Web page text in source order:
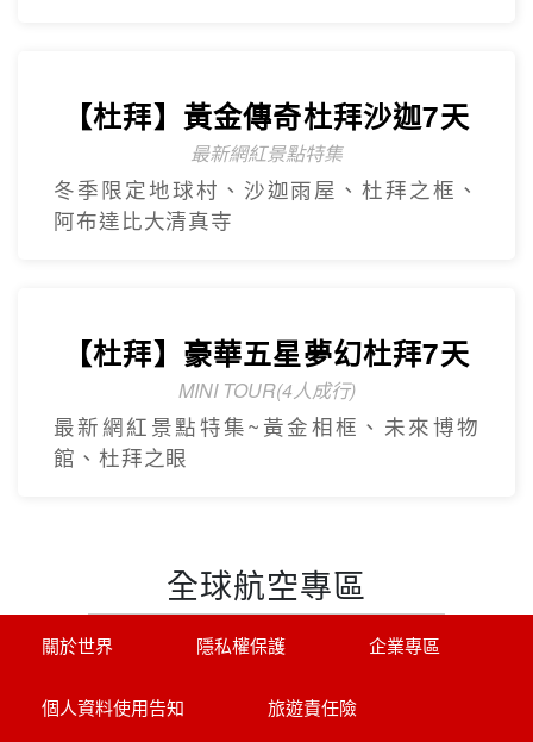
【杜拜】黃金傳奇杜拜沙迦7天
最新網紅景點特集
冬季限定地球村、沙迦⾬屋、杜拜之框、
阿布達比大清真寺
【杜拜】豪華五星夢幻杜拜7天
MINI TOUR(4人成行)
最新網紅景點特集~黃金相框、未來博物
館、杜拜之眼
全球航空專區
關於世界 隱私權保護 企業專區
個人資料使用告知 旅遊責任險